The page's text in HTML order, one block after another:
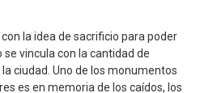
la idea de sacrificio para poder
vincula con la cantidad de
ciudad. Uno de los monumentos
es en memoria de los caídos, los